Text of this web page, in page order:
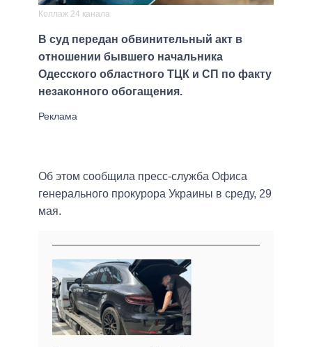
Коллаж 24 канала
В суд передан обвинительный акт в
отношении бывшего начальника
Одесского областного ТЦК и СП по факту
незаконного обогащения.
Об этом сообщила пресс-служба Офиса
генерального прокурора Украины в среду, 29
мая.